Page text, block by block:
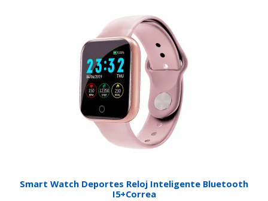
Smart Watch Deportes Reloj Inteligente Bluetooth
I5+Correa